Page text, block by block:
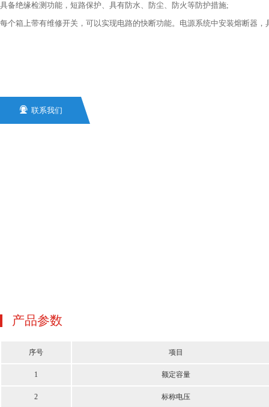
具备绝缘检测功能，短路保护、具有防水、防尘、防火等防护措施;
每个箱上带有维修开关，可以实现电路的快断功能。电源系统中安装熔断器，
 联系我们
产品参数
序号 项目
1 额定容量
2 标称电压